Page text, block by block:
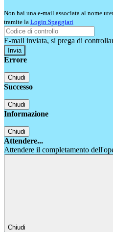
Non hai una e-mail associata al nome
tramite la Login Spaggiari
E-mail inviata, si prega di
Errore
Chiudi
Successo
Chiudi
Informazione
Chiudi
Attendere...
Attendere il completamento
Chiudi